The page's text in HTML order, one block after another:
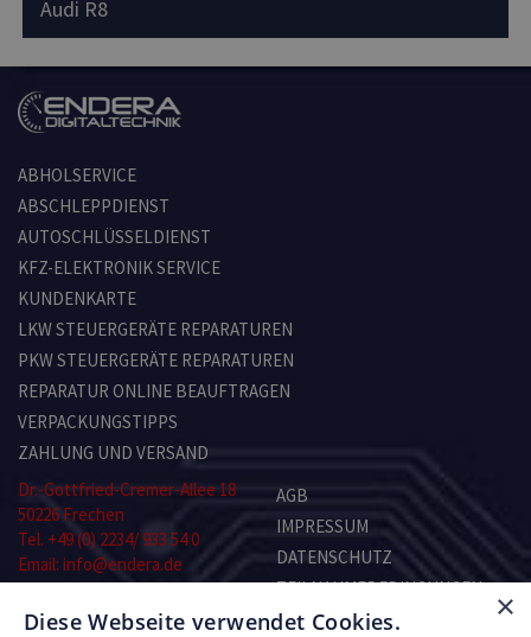
Audi R8
ABHOLSERVICE
ABSCHLEPPDIENST
AUTOSCHLÜSSELDIENST
KFZ-ELEKTRONIK SERVICE
KUNDENKARTE
LKW STEUERGERÄTE REPARATUREN
PKW STEUERGERÄTE REPARATUREN
REPARATUR ONLINE BEAUFTRAGEN
VERPACKUNGSTIPPS
ZAHLUNG UND VERSAND
Dr.-Gottfried-Cremer-Allee 18
50226 Frechen
Tel. +49 (0) 2234/ 933 54 0
Email: info@endera.de
Montag–Freitag:
AGB
IMPRESSUM
DATENSCHUTZ
TEILNAHMEBEDINGUNGEN
KONTAKT
×
Diese Webseite verwendet Cookies.